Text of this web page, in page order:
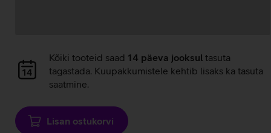
laadimine
Andmete
laadimine
Kõiki tooteid saad 14 päeva jooksul tasuta
tagastada. Kuupakkumistele kehtib lisaks ka tasuta
saatmine.
Lisan ostukorvi